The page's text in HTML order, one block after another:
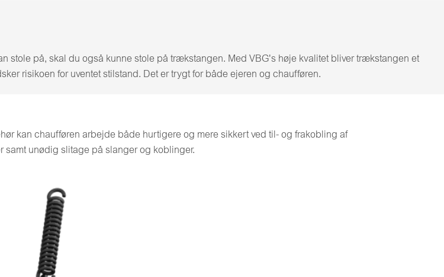
på, skal du også kunne stole på trækstangen. Med VBG's høje kvalitet bliver trækstangen et
risikoen for uventet stilstand. Det er trygt for både ejeren og chaufføren.
kan chaufføren arbejde både hurtigere og mere sikkert ved til- og frakobling af
unødig slitage på slanger og koblinger.